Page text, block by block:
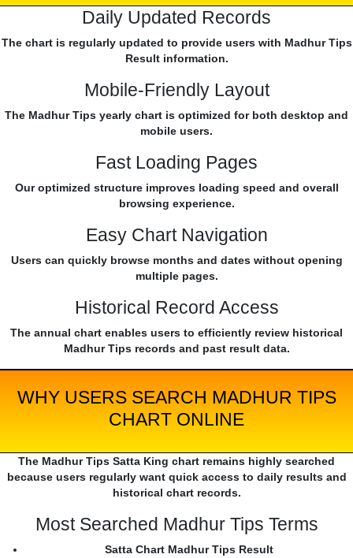
Daily Updated Records
The chart is regularly updated to provide users with Madhur Tips
Result information.
Mobile-Friendly Layout
The Madhur Tips yearly chart is optimized for both desktop and
mobile users.
Fast Loading Pages
Our optimized structure improves loading speed and overall
browsing experience.
Easy Chart Navigation
Users can quickly browse months and dates without opening
multiple pages.
Historical Record Access
The annual chart enables users to efficiently review historical
Madhur Tips records and past result data.
WHY USERS SEARCH MADHUR TIPS
CHART ONLINE
The Madhur Tips Satta King chart remains highly searched
because users regularly want quick access to daily results and
historical chart records.
Most Searched Madhur Tips Terms
Satta Chart Madhur Tips Result